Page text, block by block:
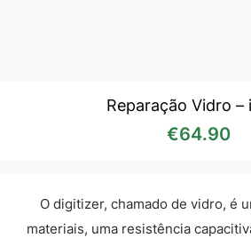
Reparação Vidro –
€64.90
O digitizer, chamado de vidro, é
materiais, uma resistência